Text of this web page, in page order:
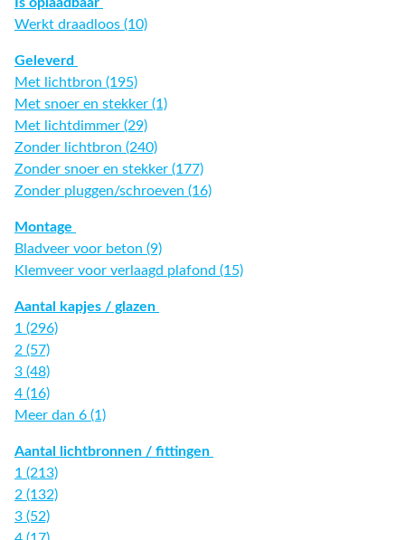
Werkt draadloos (10)
Geleverd
Met lichtbron (195)
Met snoer en stekker (1)
Met lichtdimmer (29)
Zonder lichtbron (240)
Zonder snoer en stekker (177)
Zonder pluggen/schroeven (16)
Montage
Bladveer voor beton (9)
Klemveer voor verlaagd plafond (15)
Aantal kapjes / glazen
1 (296)
2 (57)
3 (48)
4 (16)
Meer dan 6 (1)
Aantal lichtbronnen / fittingen
1 (213)
2 (132)
3 (52)